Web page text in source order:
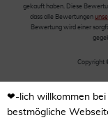
gekauft haben. Diese
dass alle Bewertungen
Bewertung wird einer
Copyright
❤-lich willkommen bei
bestmögliche